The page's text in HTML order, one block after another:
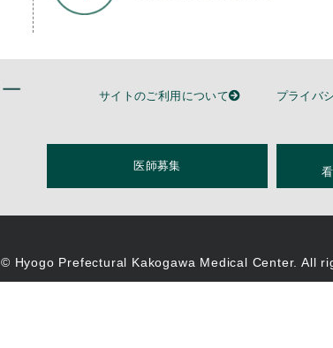
サイトのご利用について プライバ
医師募集
© Hyogo Prefectural Kakogawa Medical Center. All